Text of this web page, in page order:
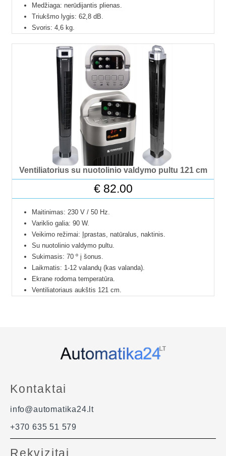
Medžiaga: nerūdijantis plienas.
Triukšmo lygis: 62,8 dB.
Svoris: 4,6 kg.
Ventiliatorius su nuotolinio valdymo pultu 121 cm
€82.00
Maitinimas: 230 V / 50 Hz.
Variklio galia: 90 W.
Veikimo režimai: Įprastas, natūralus, naktinis.
Su nuotolinio valdymo pultu.
Sukimasis: 70 º į šonus.
Laikmatis: 1-12 valandų (kas valanda).
Ekrane rodoma temperatūra.
Ventiliatoriaus aukštis 121 cm.
Triukšmo lygis: 64 dB.
Ventiliatorius netelpa į paštomatus, todėl galimas
Kontaktai
info@automatika24.lt
+370 635 51 579
Rekvizitai